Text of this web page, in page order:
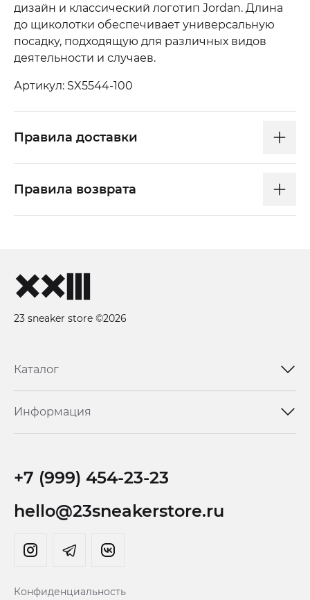
дизайн и классический логотип Jordan. Длина
до щиколотки обеспечивает универсальную
посадку, подходящую для различных видов
деятельности и случаев.
Артикул: SX5544-100
Правила доставки
Правила возврата
23 sneaker store ©2026
Каталог
Информация
+7 (999) 454-23-23
hello@23sneakerstore.ru
Конфиденциальность